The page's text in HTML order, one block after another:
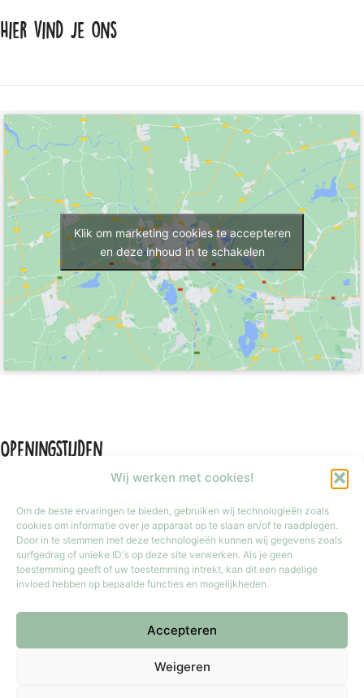
Wij werken met cookies!
Om de beste ervaringen te bieden, gebruiken wij technologieën zoals
cookies om informatie over je apparaat op te slaan en/of te raadplegen.
Door in te stemmen met deze technologieën kunnen wij gegevens zoals
surfgedrag of unieke ID's op deze site verwerken. Als je geen
toestemming geeft of uw toestemming intrekt, kan dit een nadelige
invloed hebben op bepaalde functies en mogelijkheden.
Accepteren
Weigeren
Hier vind je ons
Klik om marketing cookies te accepteren
en deze inhoud in te schakelen
Openingstijden
Maandag
Gesloten
Dinsdag t/m vrijdag
9:30 tot 17:30
9:30 tot 17:00
Zondag
Iedere laatste zondag van de maand van 12:00 tot 17:00 geopend.
Copyright © 2026 Meester Mokka - Kinderboekenwinkel